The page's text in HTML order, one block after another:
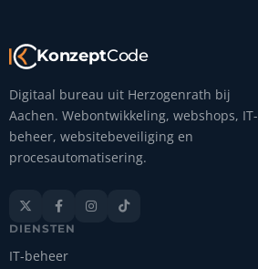
KonzeptCode
Digitaal bureau uit Herzogenrath bij
Aachen. Webontwikkeling, webshops, IT-
beheer, websitebeveiliging en
procesautomatisering.
   
DIENSTEN
IT-beheer